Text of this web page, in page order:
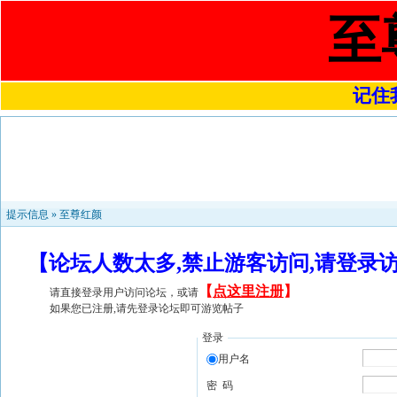
至
记住
提示信息 » 至尊红颜
【论坛人数太多,禁止游客访问,请登
请直接登录用户访问论坛，或请 【 点这里注册】
如果您已注册,请先登录论坛即可游览帖子
登录
用户名
密 码